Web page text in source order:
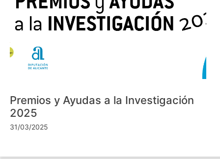
Premios y Ayudas a la Investigación
2025
31/03/2025